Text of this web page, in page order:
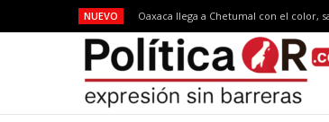
NUEVO Oaxaca llega a Chetumal con el color,